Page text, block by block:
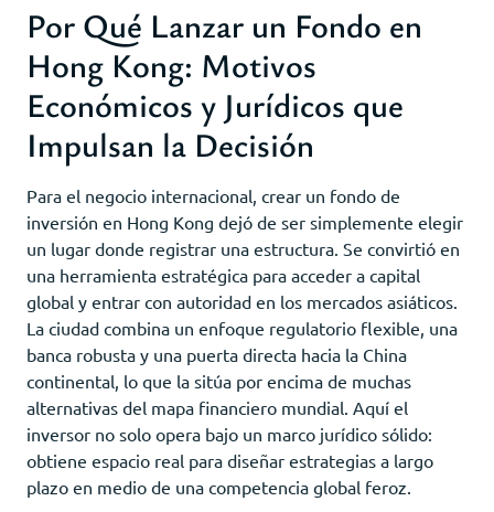
Por Qué Lanzar un Fondo en
Hong Kong: Motivos
Económicos y Jurídicos que
Impulsan la Decisión
Para el negocio internacional, crear un fondo de
inversión en Hong Kong dejó de ser simplemente elegir
un lugar donde registrar una estructura. Se convirtió en
una herramienta estratégica para acceder a capital
global y entrar con autoridad en los mercados asiáticos.
La ciudad combina un enfoque regulatorio flexible, una
banca robusta y una puerta directa hacia la China
continental, lo que la sitúa por encima de muchas
alternativas del mapa financiero mundial. Aquí el
inversor no solo opera bajo un marco jurídico sólido:
obtiene espacio real para diseñar estrategias a largo
plazo en medio de una competencia global feroz.